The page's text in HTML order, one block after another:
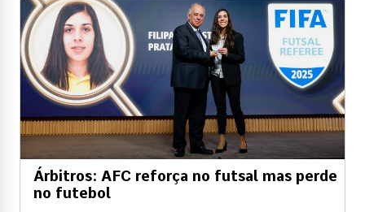
Árbitros: AFC reforça no futsal mas perde
no futebol